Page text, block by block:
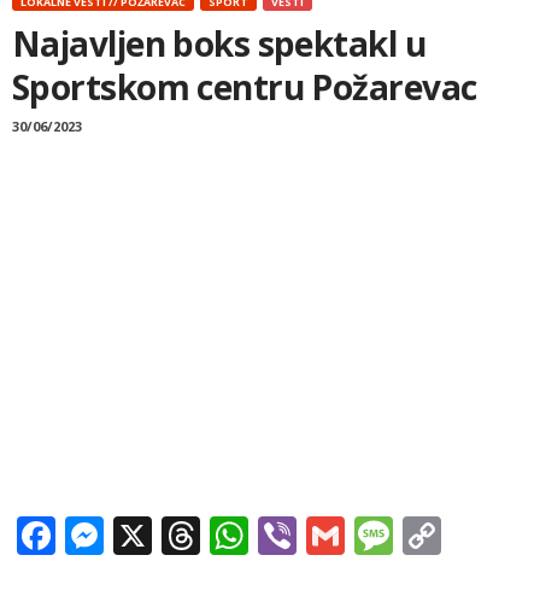
Najavljen boks spektakl u
Sportskom centru Požarevac
30/06/2023
Facebook
Messenger
X Threads
WhatsApp
ViberGmail